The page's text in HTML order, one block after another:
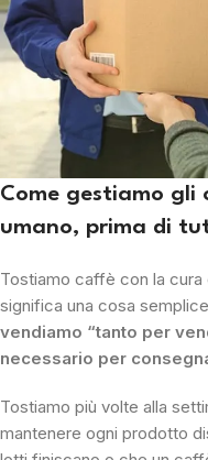
Come gestiamo gli
umano, prima di
Tostiamo caffè con la cura
significa una cosa
vendiamo “tanto per
necessario per
Tostiamo più volte alla
mantenere ogni prodotto